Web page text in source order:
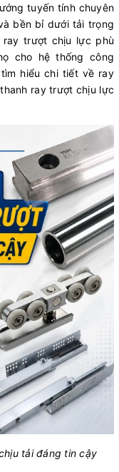
tuyến tính chuyên
bền bỉ dưới tải trọng
ray trượt chịu lực phù
cho hệ thống công
hiểu chi tiết về ray
ray trượt chịu lực
tải đáng tin cậy